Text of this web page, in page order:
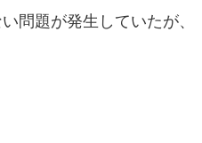
問題が発生していたが、